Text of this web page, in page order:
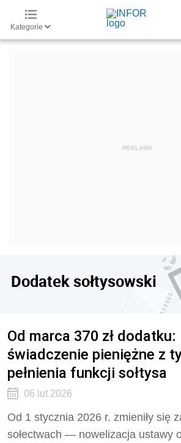
Kategorie
Dodatek sołtysowski
Od marca 370 zł dodatku:
świadczenie pieniężne z
pełnienia funkcji sołtysa
06 lut 2026
Od 1 stycznia 2026 r. zmieniły się
sołectwach — nowelizacja ustawy